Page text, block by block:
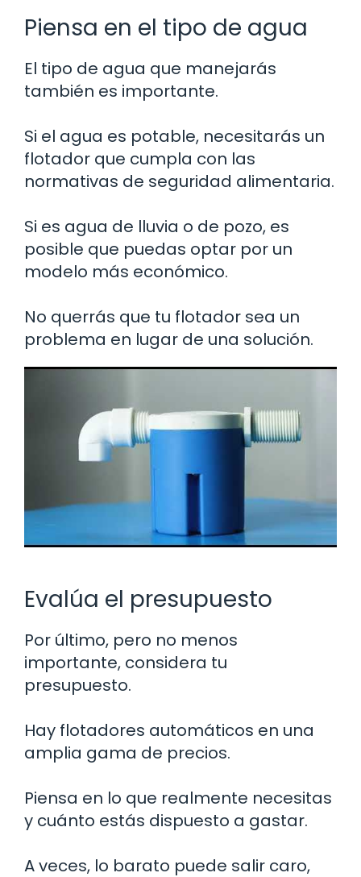
Piensa en el tipo de agua
El tipo de agua que manejarás
también es importante.
Si el agua es potable, necesitarás un
flotador que cumpla con las
normativas de seguridad alimentaria.
Si es agua de lluvia o de pozo, es
posible que puedas optar por un
modelo más económico.
No querrás que tu flotador sea un
problema en lugar de una solución.
Evalúa el presupuesto
Por último, pero no menos
importante, considera tu
presupuesto.
Hay flotadores automáticos en una
amplia gama de precios.
Piensa en lo que realmente necesitas
y cuánto estás dispuesto a gastar.
A veces, lo barato puede salir caro,